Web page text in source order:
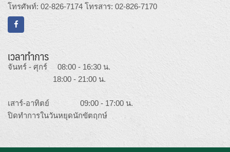
โทรศัพท์: 02-826-7174 โทรสาร: 02-826-7170
เวลาทำการ
จันทร์ - ศุกร์ 08:00 - 16:30 น.
18:00 - 21:00 น.
เสาร์-อาทิตย์ 09:00 - 17:00 น.
ปิดทำการในวันหยุดนักขัตฤกษ์